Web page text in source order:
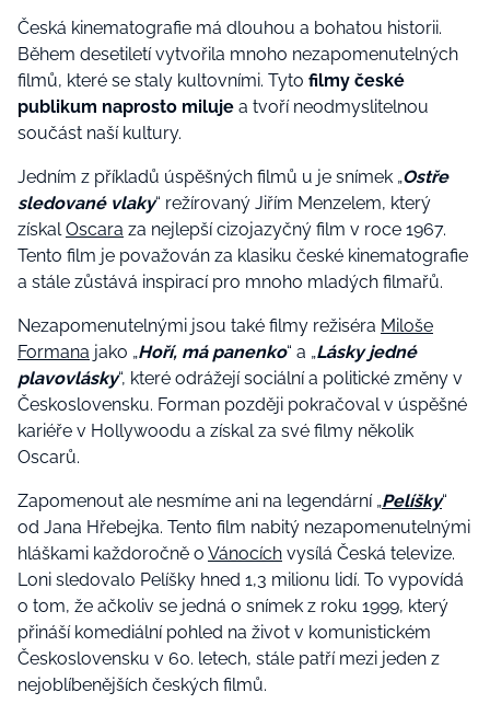
Česká kinematografie má dlouhou a bohatou historii.
Během desetiletí vytvořila mnoho nezapomenutelných
filmů, které se staly kultovními. Tyto filmy české
publikum naprosto miluje a tvoří neodmyslitelnou
součást naší kultury.
Jedním z příkladů úspěšných filmů u je snímek „Ostře
sledované vlaky“ režírovaný Jiřím Menzelem, který
získalOscara za nejlepší cizojazyčný film v roce 1967.
Tento film je považován za klasiku české kinematografie
a stále zůstává inspirací pro mnoho mladých filmařů.
Nezapomenutelnými jsou také filmy režiséra Miloše
Formana jako „Hoří, má panenko“ a „Lásky jedné
plavovlásky“, které odrážejí sociální a politické změny v
Československu. Forman později pokračoval v úspěšné
kariéře v Hollywoodu a získal za své filmy několik
Oscarů.
Zapomenout ale nesmíme ani na legendární „Pelíšky“
od Jana Hřebejka. Tento film nabitý nezapomenutelnými
hláškami každoročně o Vánocích vysílá Česká televize.
Loni sledovalo Pelíšky hned 1,3 milionu lidí. To vypovídá
o tom, že ačkoliv se jedná o snímek z roku 1999, který
přináší komediální pohled na život v komunistickém
Československu v 60. letech, stále patří mezi jeden z
nejoblíbenějších českých filmů.